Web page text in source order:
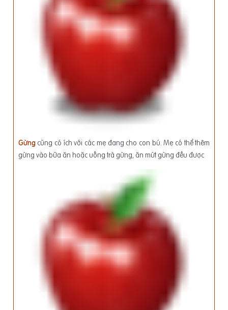
Gừngcũng có ích với các mẹ đang cho con bú. Mẹ có thể thêm
gừng vào bữa ăn hoặc uống trà gừng, ăn mứt gừng đều được